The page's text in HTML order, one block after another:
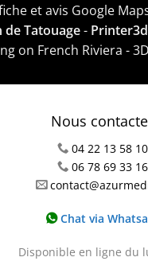
et avis Google
de Tatouage-
on French Riviera -
Nous
04 22 13 58 10
06 78 69 33 16
Chat via
Disponible en ligne du